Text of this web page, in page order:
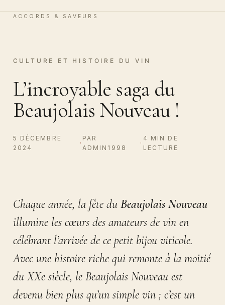
ACCORDS & SAVEURS
CULTURE ET HISTOIRE DU VIN
L’incroyable saga du
Beaujolais Nouveau !
5 DÉCEMBRE
2024
·
PAR
ADMIN1998
·
4 MIN DE
LECTURE
Chaque année, la fête du Beaujolais Nouveau
illumine les cœurs des amateurs de vin en
célébrant l’arrivée de ce petit bijou viticole.
Avec une histoire riche qui remonte à la moitié
du XXe siècle, le Beaujolais Nouveau est
devenu bien plus qu’un simple vin ; c’est un